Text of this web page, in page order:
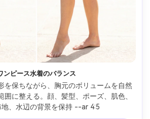
ンピース水着のバランス
を保ちながら、胸元のボリュームを自然
囲に整える。顔、髪型、ポーズ、肌色、
地、水辺の背景を保持 --ar 4:5